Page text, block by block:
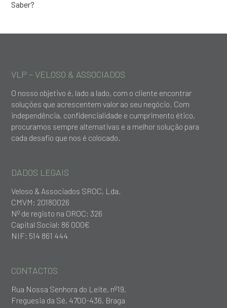
VLP – VELOSO & ASSOCIADOS
O nosso objetivo é, lado a lado, com o cliente encontrar
soluções que acrescentem valor ao seu negócio. Com
independência, confidencialidade e cumprimento ético,
procuramos sempre alternativas e a melhor solução para
cada desafio que nos é colocado.
DADOS LEGAIS
Veloso & Associados SROC, Lda.
CMVM: 20180026
Nº de registo na OROC: 326
Capital Social: 86 000€
NIF: 514 861 444
CONTACTOS
Rua Nossa Senhora do Leite, nº19,
Freguesia da Sé, 4700-436, Braga